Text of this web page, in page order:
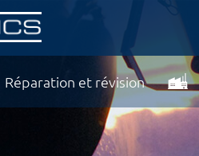
Réparation et révision